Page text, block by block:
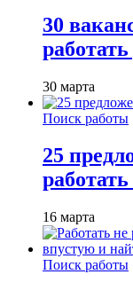
30
30 марта
Поиск работы
25
16 марта
Поиск работы